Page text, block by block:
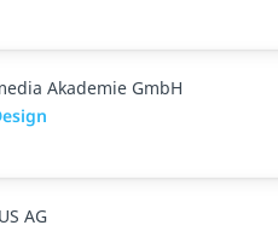
Akademie GmbH
AG